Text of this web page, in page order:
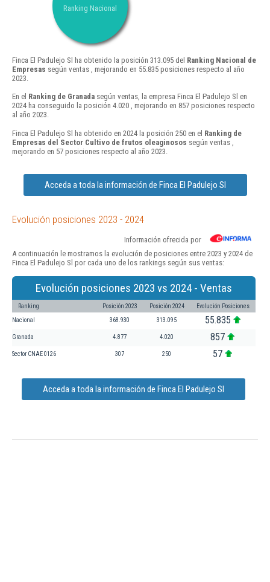
Ranking Nacional
Finca El Padulejo Sl ha obtenido la posición 313.095 del Ranking Nacional de
Empresas según ventas , mejorando en 55.835 posiciones respecto al año
2023.
En el Ranking de Granada según ventas, la empresa Finca El Padulejo Sl en
2024 ha conseguido la posición 4.020 , mejorando en 857 posiciones respecto
al año 2023.
Finca El Padulejo Sl ha obtenido en 2024 la posición 250 en el Ranking de
Empresas del Sector Cultivo de frutos oleaginosos según ventas ,
mejorando en 57 posiciones respecto al año 2023.
Acceda a toda la información de Finca El Padulejo Sl
Evolución posiciones 2023 - 2024
Información ofrecida por
A continuación le mostramos la evolución de posiciones entre 2023 y 2024 de
Finca El Padulejo Sl por cada uno de los rankings según sus ventas:
Evolución posiciones 2023 vs 2024 - Ventas
Ranking Posición 2023 Posición 2024 Evolución Posiciones
Nacional 368.930 313.095 55.835
Granada 4.877 4.020 857
Sector CNAE 0126 307 250 57
Acceda a toda la información de Finca El Padulejo Sl